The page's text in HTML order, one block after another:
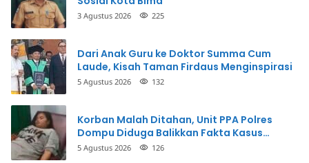
3 Agustus 2026 225
Dari Anak Guru ke Doktor Summa Cum
Laude, Kisah Taman Firdaus Menginspirasi
5 Agustus 2026 132
Korban Malah Ditahan, Unit PPA Polres
Dompu Diduga Balikkan Fakta Kasus
Penganiayaan
5 Agustus 2026 126